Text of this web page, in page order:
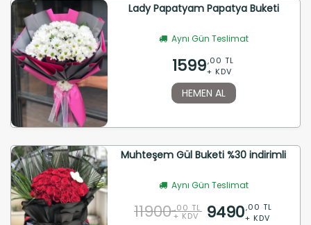
Lady Papatyam Papatya Buketi
Aynı Gün Teslimat
1599,00 TL
+ KDV
HEMEN AL
Muhteşem Gül Buketi %30 indirimli
Aynı Gün Teslimat
11900 ,00 TL
+ KDV 9490,00 TL
+ KDV